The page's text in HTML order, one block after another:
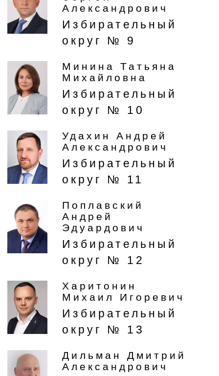
Александрович
Избирательный
округ № 9
Минина Татьяна
Михайловна
Избирательный
округ № 10
Удахин Андрей
Александрович
Избирательный
округ № 11
Поплавский
Андрей
Эдуардович
Избирательный
округ № 12
Харитонин
Михаил Игоревич
Избирательный
округ № 13
Дильман Дмитрий
Александрович